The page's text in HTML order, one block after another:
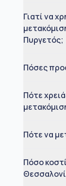
Γιατί να
Πυργετός;
Πόσες
Πότε
Πότε να
Πόσο